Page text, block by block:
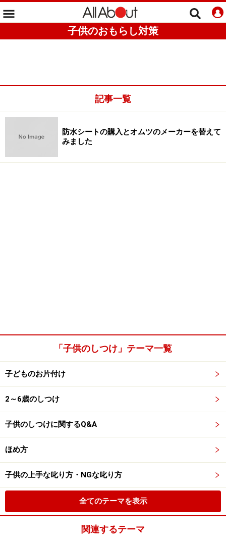
子供のおもらし対策
記事一覧
防水シートの購入とオムツのメーカーを替えて
みました
「子供のしつけ」テーマ一覧
子どものお片付け
2～6歳のしつけ
子供のしつけに関するQ&A
ほめ方
子供の上手な叱り方・NGな叱り方
全てのテーマを表示
関連するテーマ